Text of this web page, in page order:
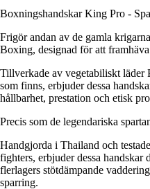
Boxningshandskar King Pro -
Frigör andan av de gamla
Boxing, designad för att
Tillverkade av vegetabiliskt läder
som finns, erbjuder dessa
hållbarhet, prestation och etisk
Precis som de legendariska
Handgjorda i Thailand och
fighters, erbjuder dessa handskar
flerlagers stötdämpande
sparring.